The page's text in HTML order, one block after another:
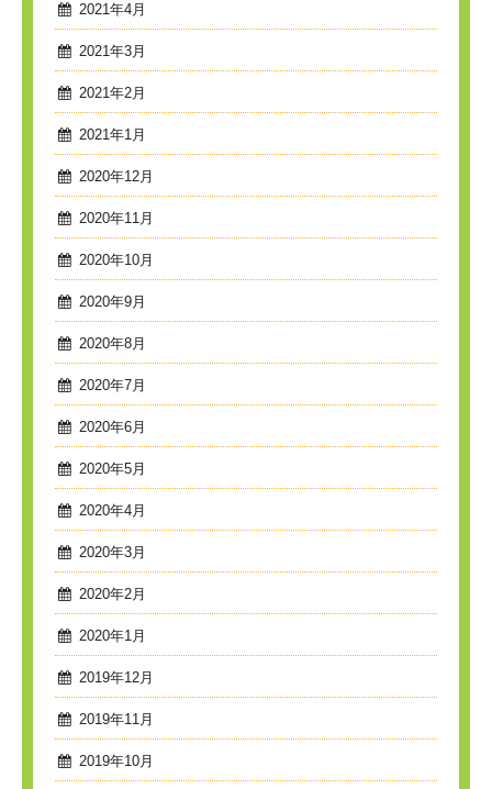
2021年4月
2021年3月
2021年2月
2021年1月
2020年12月
2020年11月
2020年10月
2020年9月
2020年8月
2020年7月
2020年6月
2020年5月
2020年4月
2020年3月
2020年2月
2020年1月
2019年12月
2019年11月
2019年10月